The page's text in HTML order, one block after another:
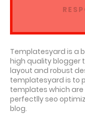
Templatesyard is a
high quality blogger
layout and robust
templatesyard is to
templates which
perfectlly seo
blog.